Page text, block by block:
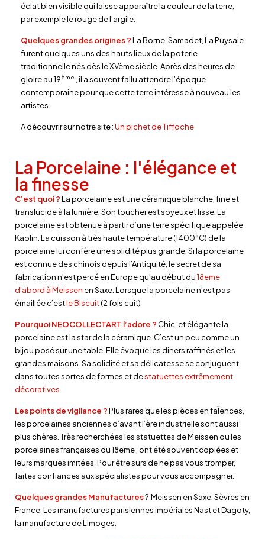
éclat bien visible qui laisse apparaître la couleur de la terre,
par exemple le rouge de l’argile.
Quelques grandes origines ?La Borne, Samadet, La Puysaie
furent quelques uns des hauts lieux de la poterie
traditionnelle nés dès le XVème siècle. Après des heures de
gloire au 19ème , il a souvent fallu attendre l’époque
contemporaine pour que cette terre intéresse à nouveau les
artistes.
A découvrir sur notre site :Un pichet de Tiffoche
La Porcelaine : l'élégance et
la finesse
C’est quoi ?La porcelaine est une céramique blanche, fine et
translucide à la lumière. Son toucher est soyeux et lisse. La
porcelaine est obtenue à partir d’une terre spécifique appelée
Kaolin. La cuisson à très haute température (1400°C) de la
porcelaine lui confère une solidité plus grande. Si la porcelaine
est connue des chinois depuis l’Antiquité, le secret de sa
fabrication n’est percé en Europe qu’au début du18eme
d’abord à Meissen en Saxe. Lorsque la porcelaine n’est pas
émaillée c’estle Biscuit(2 fois cuit)
Pourquoi NEOCOLLECTART l’adore ? Chic, et élégante la
porcelaine est la star de la céramique. C’est un peu comme un
bijou posé sur une table. Elle évoque les diners raffinés et les
grandes maisons. Sa solidité et sa délicatesse se conjuguent
dans toutes sortes de formes et destatuettes extrêmement
décoratives.
Les points de vigilance ?Plus rares que les pièces en faÎences,
les porcelaines anciennes d’avant l’ère industrielle sont aussi
plus chères. Très recherchées les statuettes de Meissen ou les
porcelaines françaises du 18eme , ont été souvent copiées et
leurs marques imitées. Pour être surs de ne pas vous tromper,
faites confiances aux spécialistes pour vous accompagner.
Quelques grandes Manufactures? Meissen en Saxe, Sèvres en
France, Les manufactures parisiennes impériales Nast et Dagoty,
la manufacture de Limoges.